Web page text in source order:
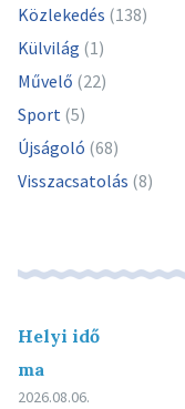
Közlekedés (138)
Külvilág (1)
Művelő (22)
Sport (5)
Újságoló (68)
Visszacsatolás (8)
Helyi idő
ma
2026.08.06.